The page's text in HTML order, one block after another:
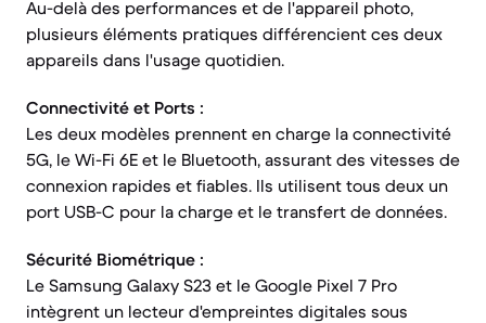
Au-delà des performances et de l'appareil photo,
plusieurs éléments pratiques différencient ces deux
appareils dans l'usage quotidien.
Connectivité et Ports :
Les deux modèles prennent en charge la connectivité
5G, le Wi-Fi 6E et le Bluetooth, assurant des vitesses de
connexion rapides et fiables. Ils utilisent tous deux un
port USB-C pour la charge et le transfert de données.
Sécurité Biométrique :
Le Samsung Galaxy S23 et le Google Pixel 7 Pro
intègrent un lecteur d'empreintes digitales sous